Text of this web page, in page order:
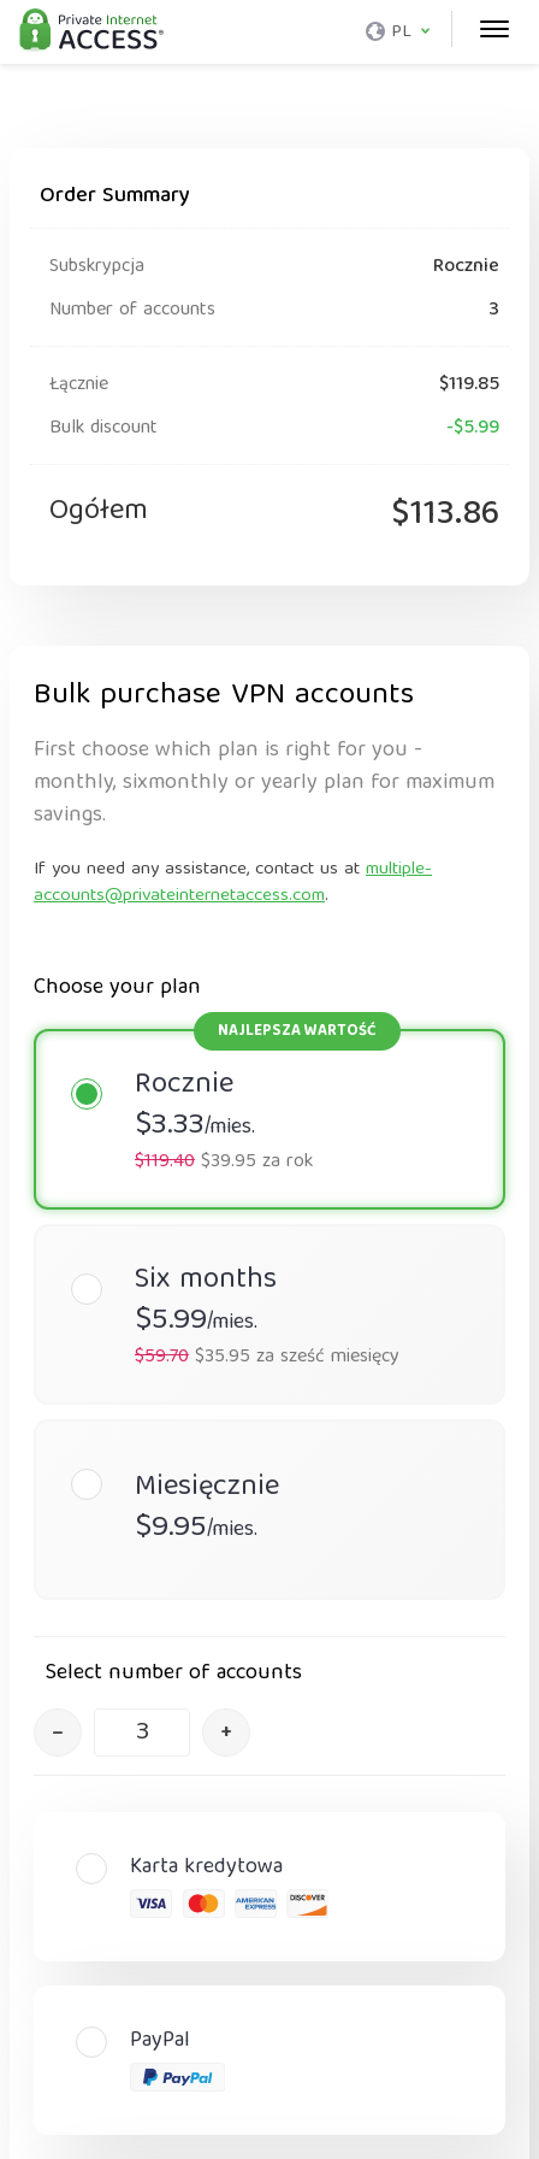
PL
Order Summary
Subskrypcja
Rocznie
Number of accounts
3
Łącznie
$119.85
Bulk discount
-$5.99
Ogółem $113.86
Bulk purchase VPN accounts
First choose which plan is right for you -
monthly, sixmonthly or yearly plan for maximum
savings.
If you need any assistance, contact us atmultiple-
accounts@privateinternetaccess.com.
Choose your plan
Rocznie
$3.33/mies.
$119.40$39.95 za rok
Six months
$5.99/mies.
$59.70$35.95 za sześć miesięcy
Miesięcznie
$9.95/mies.
Select number of accounts
– +
Karta kredytowa
PayPal